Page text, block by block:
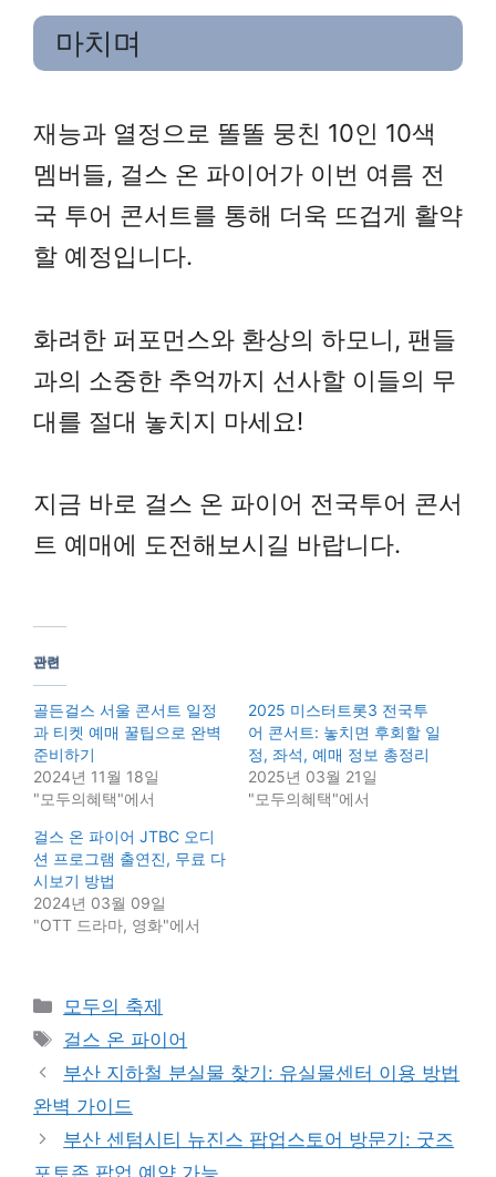
마치며
재능과 열정으로 똘똘 뭉친 10인 10색
멤버들, 걸스 온 파이어가 이번 여름 전
국 투어 콘서트를 통해 더욱 뜨겁게 활약
할 예정입니다.
화려한 퍼포먼스와 환상의 하모니, 팬들
과의 소중한 추억까지 선사할 이들의 무
대를 절대 놓치지 마세요!
지금 바로 걸스 온 파이어 전국투어 콘서
트 예매에 도전해보시길 바랍니다.
관련
골든걸스 서울 콘서트 일정
과 티켓 예매 꿀팁으로 완벽
준비하기
2024년 11월 18일
"모두의혜택"에서
2025 미스터트롯3 전국투
어 콘서트: 놓치면 후회할 일
정, 좌석, 예매 정보 총정리
2025년 03월 21일
"모두의혜택"에서
걸스 온 파이어 JTBC 오디
션 프로그램 출연진, 무료 다
시보기 방법
2024년 03월 09일
"OTT 드라마, 영화"에서
Categories
모두의 축제
Tags
걸스 온 파이어
부산 지하철 분실물 찾기: 유실물센터 이용 방법
완벽 가이드
부산 센텀시티 뉴진스 팝업스토어 방문기: 굿즈
포토존 팝업 예약 가능